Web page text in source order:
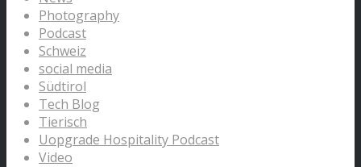
Photography
Podcast
Schweiz
social media
Südtirol
Tech Blog
Tierisch
Uopgrade Hospitality Podcast
Video